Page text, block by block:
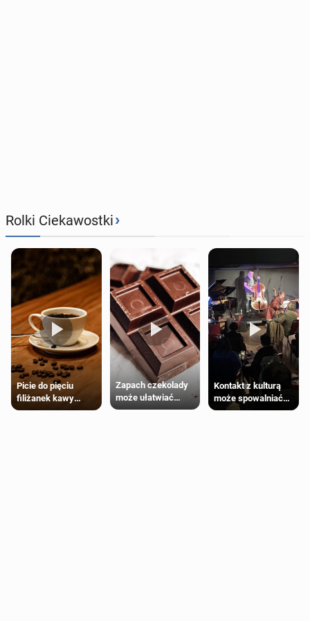
Rolki Ciekawostki›
Picie do pięciu
filiżanek kawy
dziennie jest
Zapach czekolady
może ułatwiać
trening siłowy
Kontakt z kulturą
może spowalniać
starzenie